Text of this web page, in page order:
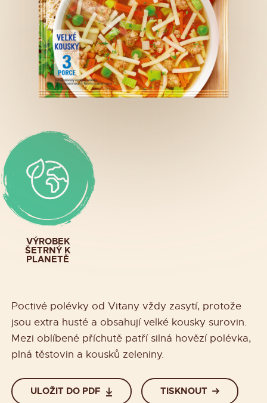
VÝROBEK
ŠETRNÝ K
PLANETĚ
Poctivé polévky od Vitany vždy zasytí, protože
jsou extra husté a obsahují velké kousky surovin.
Mezi oblíbené příchutě patří silná hovězí polévka,
plná těstovin a kousků zeleniny.
ULOŽIT DO PDF TISKNOUT